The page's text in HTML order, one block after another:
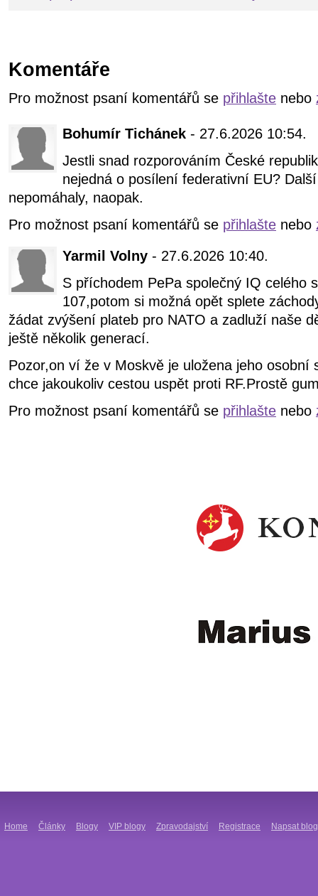
Komentáře
Pro možnost psaní komentářů se přihlašte nebo
Bohumír Tichánek - 27.6.2026 10:54.
Jestli snad rozporováním České
nejedná o posílení federativní EU?
nepomáhaly, naopak.
Pro možnost psaní komentářů se přihlašte nebo
Yarmil Volny - 27.6.2026 10:40.
S příchodem PePa společný IQ celého
107,potom si možná opět splete
žádat zvýšení plateb pro NATO a zadluží naše
ještě několik generací.
Pozor,on ví že v Moskvě je uložena jeho osobní
chce jakoukoliv cestou uspět proti RF.Prostě
Pro možnost psaní komentářů se přihlašte nebo
Home Články Blogy VIP blogy Zpravodajství Registrace Napsat blog